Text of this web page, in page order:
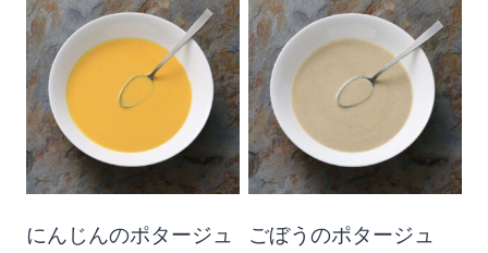
にんじんのポタージュ ごぼうのポタージュ